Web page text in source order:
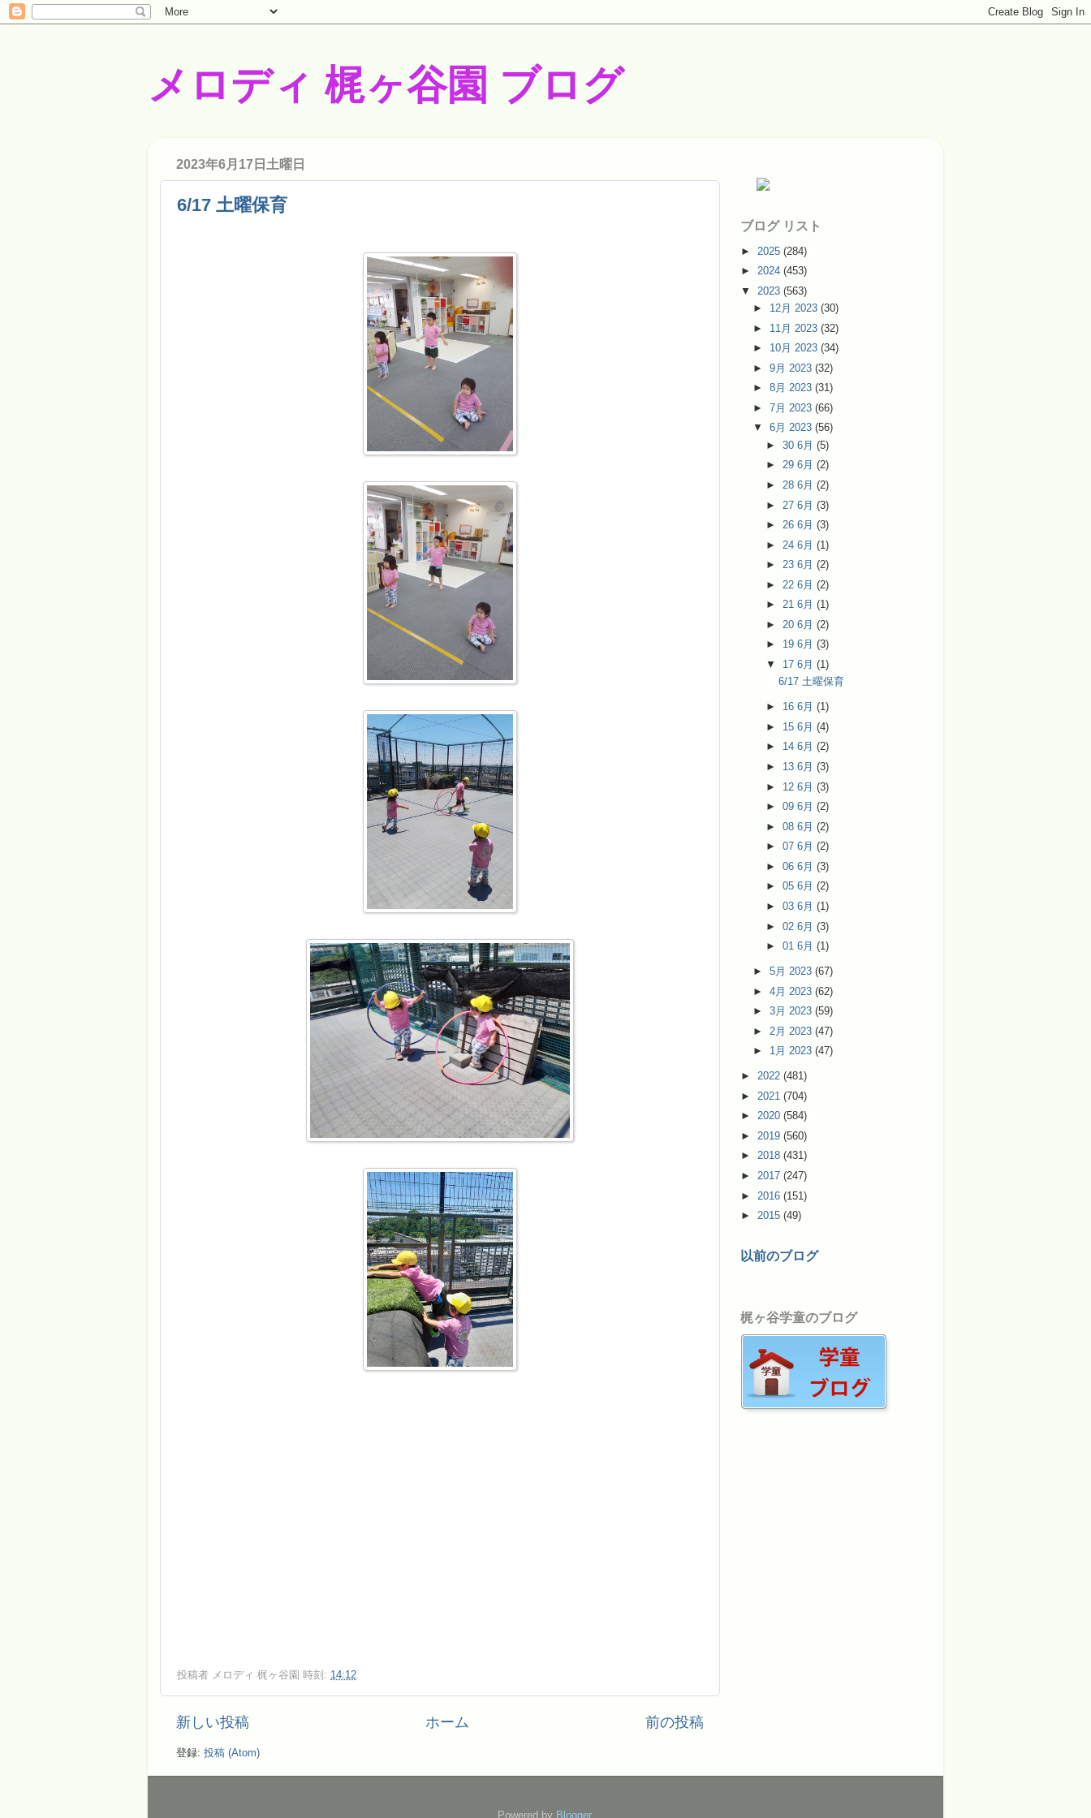
メロディ 梶ヶ谷園 ブログ
2023年6月17日土曜日
6/17 土曜保育
投稿者 メロディ 梶ヶ谷園 時刻: 14:12
新しい投稿 前の投稿
ホーム
登録: 投稿 (Atom)
ブログ リスト
► 2025 (284)
► 2024 (453)
▼ 2023 (563)
► 12月 2023(30)
► 11月 2023(32)
► 10月 2023(34)
►9月 2023(32)
►8月 2023(31)
►7月 2023(66)
▼6月 2023(56)
► 30 6月 (5)
► 29 6月 (2)
► 28 6月 (2)
► 27 6月 (3)
► 26 6月 (3)
► 24 6月 (1)
► 23 6月 (2)
► 22 6月 (2)
► 21 6月 (1)
► 20 6月 (2)
► 19 6月 (3)
▼ 17 6月 (1)
6/17 土曜保育
► 16 6月 (1)
► 15 6月 (4)
► 14 6月 (2)
► 13 6月 (3)
► 12 6月 (3)
► 09 6月 (2)
► 08 6月 (2)
► 07 6月 (2)
► 06 6月 (3)
► 05 6月 (2)
► 03 6月 (1)
► 02 6月 (3)
► 01 6月 (1)
►5月 2023(67)
►4月 2023(62)
►3月 2023(59)
► 2月 2023(47)
► 1月 2023(47)
► 2022 (481)
► 2021 (704)
► 2020 (584)
► 2019 (560)
► 2018 (431)
► 2017 (247)
► 2016 (151)
► 2015 (49)
以前のブログ
梶ヶ谷学童のブログ
Powered by Blogger.